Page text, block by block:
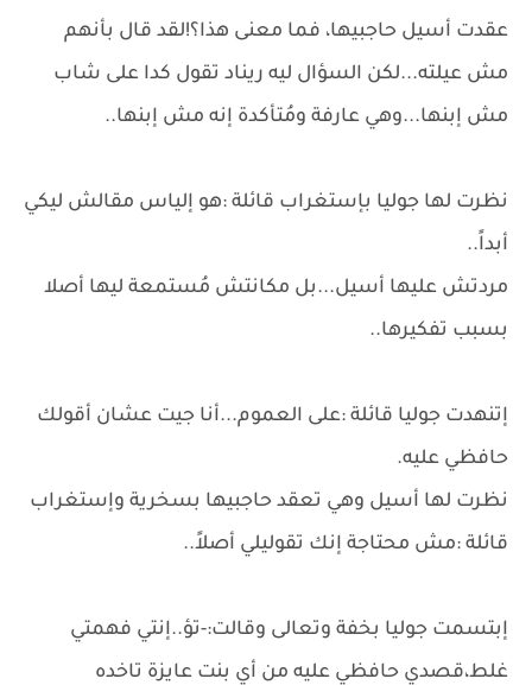
عقدت أسيل حاجبيها، فما معنى هذا؟!لقد قال بأنهم
مش عيلته...لكن السؤال ليه ريناد تقول كدا على شاب
مش إبنها...وهي عارفة ومُتأكدة إنه مش إبنها..
نظرت لها جوليا بإستغراب قائلة :هو إلياس مقالش ليكي
أبداً..
مردتش عليها أسيل...بل مكانتش مُستمعة ليها أصلا
بسبب تفكيرها..
إتنهدت جوليا قائلة :على العموم...أنا جيت عشان أقولك
حافظي عليه.
نظرت لها أسيل وهي تعقد حاجبيها بسخرية وإستغراب
قائلة :مش محتاجة إنك تقوليلي أصلاً..
إبتسمت جوليا بخفة وتعالى وقالت:-تؤ..إنتي فهمتي
غلط،قصدي حافظي عليه من أي بنت عايزة تاخده